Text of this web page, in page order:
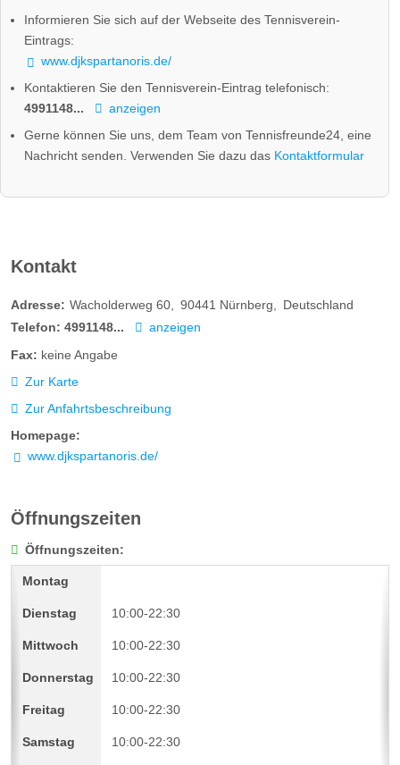
Informieren Sie sich auf der Webseite des Tennisverein-
Eintrags:
www.djkspartanoris.de/
Kontaktieren Sie den Tennisverein-Eintrag telefonisch:
4991148...
anzeigen
Gerne können Sie uns, dem Team von Tennisfreunde24, eine
Nachricht senden. Verwenden Sie dazu das Kontaktformular
Kontakt
Adresse: Wacholderweg 60 90441 Nürnberg
Deutschland
Telefon: 4991148...
anzeigen
Fax: keine Angabe
Zur Karte
Zur Anfahrtsbeschreibung
Homepage:
www.djkspartanoris.de/
Öffnungszeiten
Öffnungszeiten:
10:00-22:30
10:00-22:30
10:00-22:30
10:00-22:30
10:00-22:30